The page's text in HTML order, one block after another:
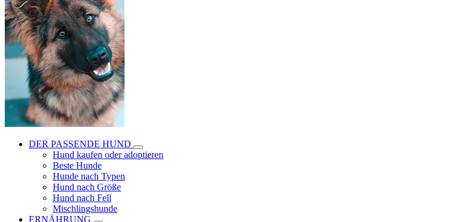
DER PASSENDE HUND
Hund kaufen oder adoptieren
Beste Hunde
Hunde nach Typen
Hund nach Größe
Hund nach Fell
Mischlingshunde
ERNÄHRUNG